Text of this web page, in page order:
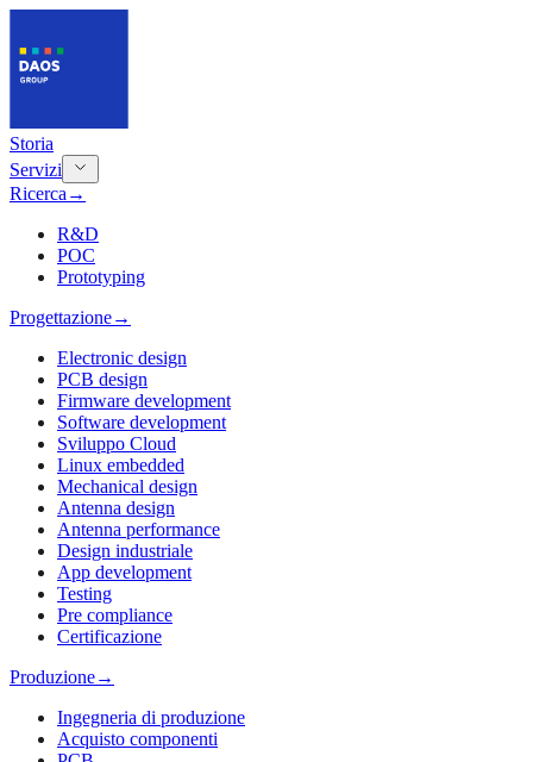
Storia
Servizi
Ricerca →
R&D
POC
Prototyping
Progettazione→
Electronic design
PCB design
Firmware development
Software development
Sviluppo Cloud
Linux embedded
Mechanical design
Antenna design
Antenna performance
Design industriale
App development
Testing
Pre compliance
Certificazione
Produzione→
Ingegneria di produzione
Acquisto componenti